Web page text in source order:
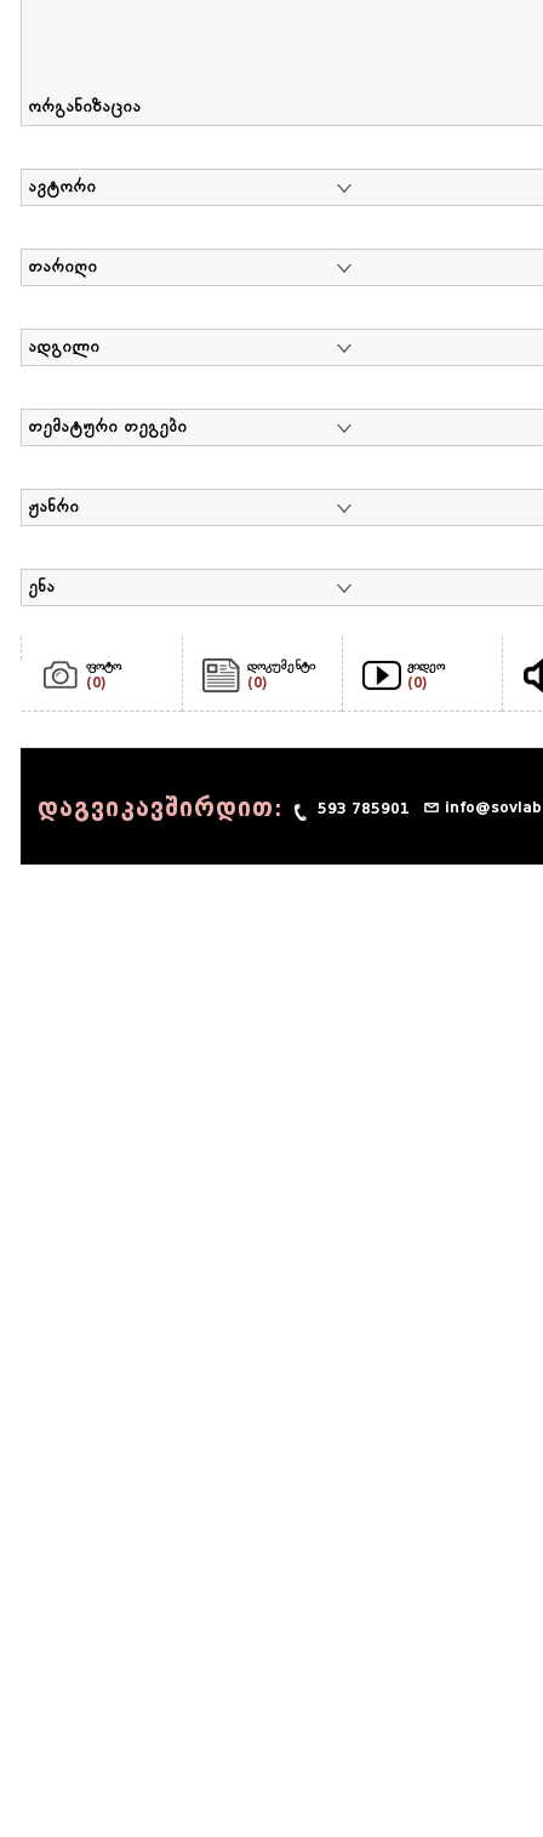
ორგანიზაცია
ავტორი
თარიღი
ადგილი
თემატური თეგები
ჟანრი
ენა
ფოტო
(0)
დოკუმენტი
(0)
ვიდეო
(0)
დაგვიკავშირდით: 593 785901